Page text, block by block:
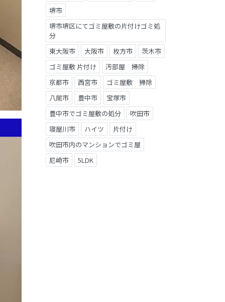
堺市
堺市堺区にてゴミ屋敷の片付けゴミ処
分
東大阪市
大阪市 枚方市
茨木市
ゴミ屋敷 片付け
汚部屋 掃除
京都市
西宮市
ゴミ屋敷 掃除
八尾市
豊中市
宝塚市
豊中市でゴミ屋敷の処分
吹田市
寝屋川市
ハイツ
片付け
吹田市内のマンションでゴミ屋
尼崎市
5LDK